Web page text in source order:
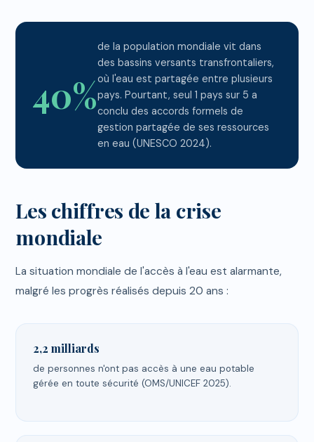
40%
de la population mondiale vit dans
des bassins versants transfrontaliers,
où l'eau est partagée entre plusieurs
pays. Pourtant, seul 1 pays sur 5 a
conclu des accords formels de
gestion partagée de ses ressources
en eau (UNESCO 2024).
Les chiffres de la crise
mondiale
La situation mondiale de l'accès à l'eau est alarmante,
malgré les progrès réalisés depuis 20 ans :
2,2 milliards
de personnes n'ont pas accès à une eau potable
gérée en toute sécurité (OMS/UNICEF 2025).